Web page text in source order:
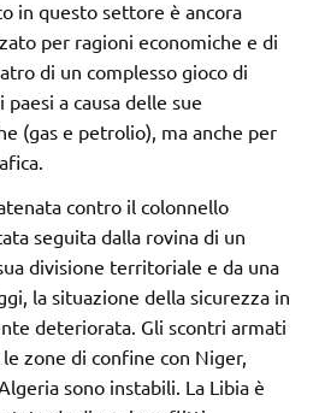
in questo settore è ancora
per ragioni economiche e di
di un complesso gioco di
a causa delle sue
(gas e petrolio), ma anche per
contro il colonnello
seguita dalla rovina di un
divisione territoriale e da una
la situazione della sicurezza in
deteriorata. Gli scontri armati
zone di confine con Niger,
sono instabili. La Libia è